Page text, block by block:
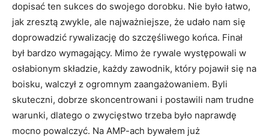
dopisać ten sukces do swojego dorobku. Nie było łatwo,
jak zresztą zwykle, ale najważniejsze, że udało nam się
doprowadzić rywalizację do szczęśliwego końca. Finał
był bardzo wymagający. Mimo że rywale występowali w
osłabionym składzie, każdy zawodnik, który pojawił się na
boisku, walczył z ogromnym zaangażowaniem. Byli
skuteczni, dobrze skoncentrowani i postawili nam trudne
warunki, dlatego o zwycięstwo trzeba było naprawdę
mocno powalczyć. Na AMP-ach bywałem już